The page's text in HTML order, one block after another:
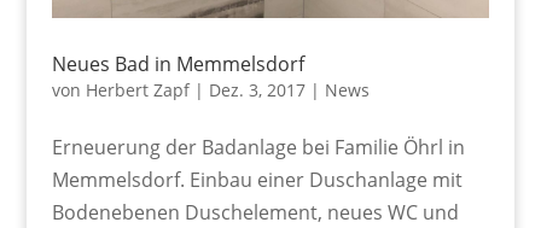
Neues Bad in Memmelsdorf
von Herbert Zapf| Dez. 3, 2017| News
Erneuerung der Badanlage bei Familie Öhrl in
Memmelsdorf. Einbau einer Duschanlage mit
Bodenebenen Duschelement, neues WC und